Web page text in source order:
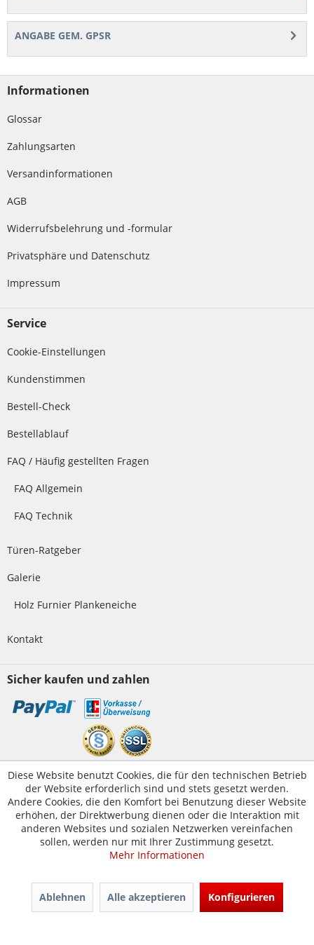
ANGABE GEM. GPSR
Informationen
Glossar
Zahlungsarten
Versandinformationen
AGB
Widerrufsbelehrung und -formular
Privatsphäre und Datenschutz
Impressum
Service
Cookie-Einstellungen
Kundenstimmen
Bestell-Check
Bestellablauf
FAQ / Häufig gestellten Fragen
FAQ Allgemein
FAQ Technik
Türen-Ratgeber
Galerie
Holz Furnier Plankeneiche
Kontakt
Sicher kaufen und zahlen
Kundenservice
Servicetelefon:05223-1830016
E-Mail:kontakt@tuer-und-zarge.de
© Tür-und-Zarge.de 2017
Diese Website benutzt Cookies, die für den technischen Betrieb
der Website erforderlich sind und stets gesetzt werden.
Andere Cookies, die den Komfort bei Benutzung dieser Website
erhöhen, der Direktwerbung dienen oder die Interaktion mit
anderen Websites und sozialen Netzwerken vereinfachen
sollen, werden nur mit Ihrer Zustimmung gesetzt.
Mehr Informationen
Ablehnen Alle akzeptieren Konfigurieren